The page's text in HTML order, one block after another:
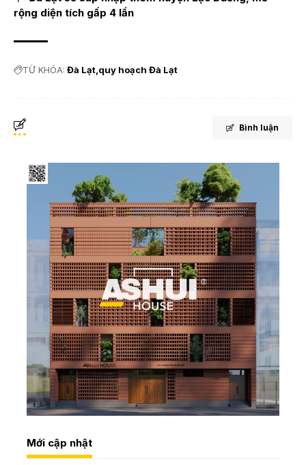
rộng diện tích gấp 4 lần
TỪ KHÓA: Đà Lạt quy hoạch Đà Lạt
Bình luận
Mới cập nhật